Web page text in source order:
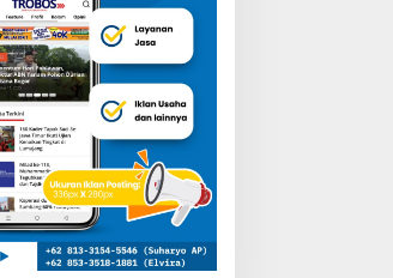
Lumajang Beri